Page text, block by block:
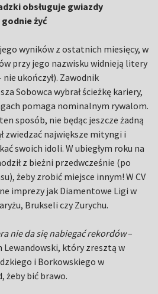
obsługuje gwiazdy
żyć
wyników z ostatnich miesięcy, w
przy jego nazwisku widnieją litery
ukończył). Zawodnik
Sobowca wybrał ścieżkę kariery,
pomaga nominalnym rywalom.
sposób, nie będąc jeszcze żadną
zwiedzać największe mityngi i
swoich idoli. W ubiegłym roku na
z bieżni przedwcześnie (po
żeby zrobić miejsce innym! W CV
imprezy jak Diamentowe Ligi w
Brukseli czy Zurychu.
nie da się nabiegać rekordów–
Lewandowski, który zresztą w
i Borkowskiego w
żeby bić brawo.